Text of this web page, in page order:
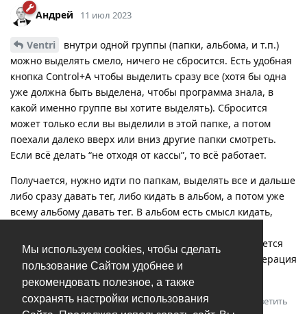
Мы используем cookies, чтобы сделать
пользование Сайтом удобнее и
рекомендовать полезное, а также
сохранять настройки использования
Андрей 11 июл 2023
Ventri
внутри одной группы (папки, альбома, и т.п.)
можно выделять смело, ничего не сбросится. Есть удобная
кнопка Control+A чтобы выделить сразу все (хотя бы одна
уже должна быть выделена, чтобы программа знала, в
какой именно группе вы хотите выделять). Сбросится
может только если вы выделили в этой папке, а потом
поехали далеко вверх или вниз другие папки смотреть.
Если всё делать “не отходя от кассы”, то всё работает.
Получается, нужно идти по папкам, выделять все и дальше
либо сразу давать тег, либо кидать в альбом, а потом уже
всему альбому давать тег. В альбом есть смысл кидать,
проделать над этим набором. Понимаю, 40 раз придется
прокликать, но это наверное не такая уже частая операция
- такие большие объемы обрабатывать.
Ответить